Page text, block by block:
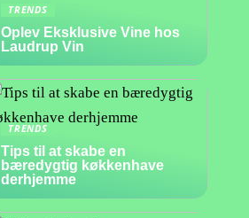
TRENDS
Oplev Eksklusive Vine hos
Laudrup Vin
TRENDS
Tips til at skabe en
bæredygtig køkkenhave
derhjemme